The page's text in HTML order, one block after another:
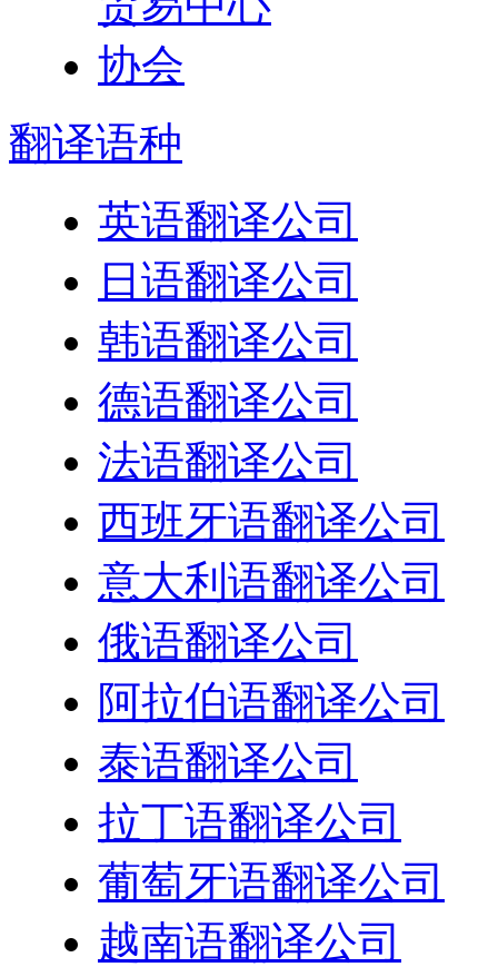
翻译语种
英语翻译公司
日语翻译公司
韩语翻译公司
德语翻译公司
法语翻译公司
西班牙语翻译公司
意大利语翻译公司
俄语翻译公司
阿拉伯语翻译公司
泰语翻译公司
拉丁语翻译公司
葡萄牙语翻译公司
越南语翻译公司